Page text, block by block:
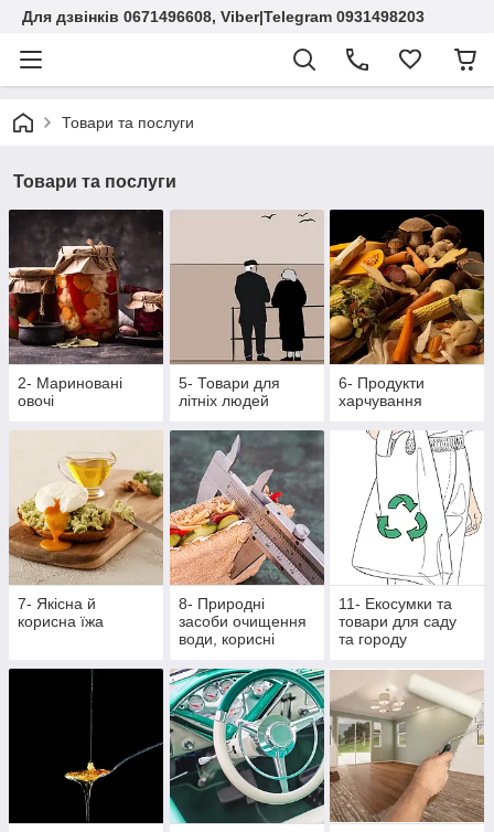
Для дзвінків 0671496608, Viber|Telegram 0931498203
Товари та послуги
Товари та послуги
2- Мариновані
овочі
5- Товари для
літніх людей
6- Продукти
харчування
7- Якісна й
корисна їжа
8- Природні
засоби очищення
води, корисні
11- Екосумки та
товари для саду
та городу